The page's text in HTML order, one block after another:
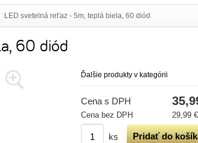
LED svetelná reťaz - 5m, teplá biela, 60 diód
60 diód
Ďalšie produkty v kategórii
Cena s DPH
Cena bez DPH 29,99 €
ks